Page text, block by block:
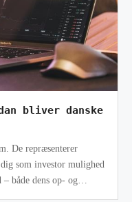
bliver danske
De repræsenterer
både dens op- og